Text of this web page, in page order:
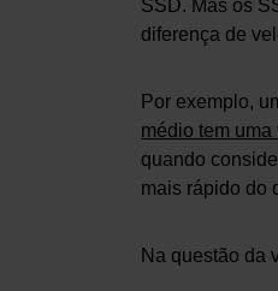
SSD. Mas os
diferença de
Por exemplo,
médio tem
quando
mais rápido do
Na questão da